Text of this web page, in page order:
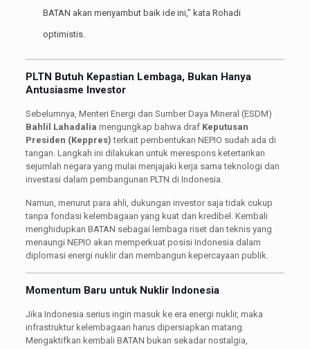
BATAN akan menyambut baik ide ini,” kata Rohadi
optimistis.
PLTN Butuh Kepastian Lembaga, Bukan Hanya
Antusiasme Investor
Sebelumnya, Menteri Energi dan Sumber Daya Mineral (ESDM)
Bahlil Lahadalia mengungkap bahwa draf Keputusan
Presiden (Keppres) terkait pembentukan NEPIO sudah ada di
tangan. Langkah ini dilakukan untuk merespons ketertarikan
sejumlah negara yang mulai menjajaki kerja sama teknologi dan
investasi dalam pembangunan PLTN di Indonesia.
Namun, menurut para ahli, dukungan investor saja tidak cukup
tanpa fondasi kelembagaan yang kuat dan kredibel. Kembali
menghidupkan BATAN sebagai lembaga riset dan teknis yang
menaungi NEPIO akan memperkuat posisi Indonesia dalam
diplomasi energi nuklir dan membangun kepercayaan publik.
Momentum Baru untuk Nuklir Indonesia
Jika Indonesia serius ingin masuk ke era energi nuklir, maka
infrastruktur kelembagaan harus dipersiapkan matang.
Mengaktifkan kembali BATAN bukan sekadar nostalgia,